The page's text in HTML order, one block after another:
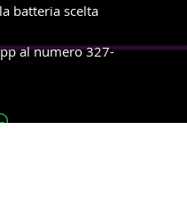
batteria scelta
al numero 327-